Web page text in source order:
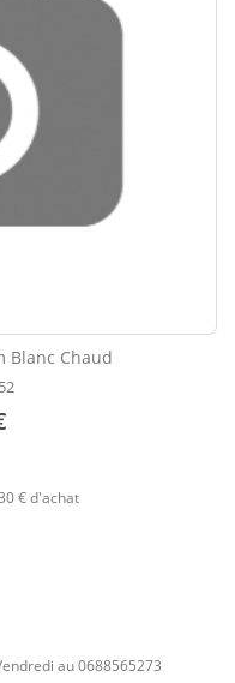
Blanc Chaud
€ d'achat
au 0688565273